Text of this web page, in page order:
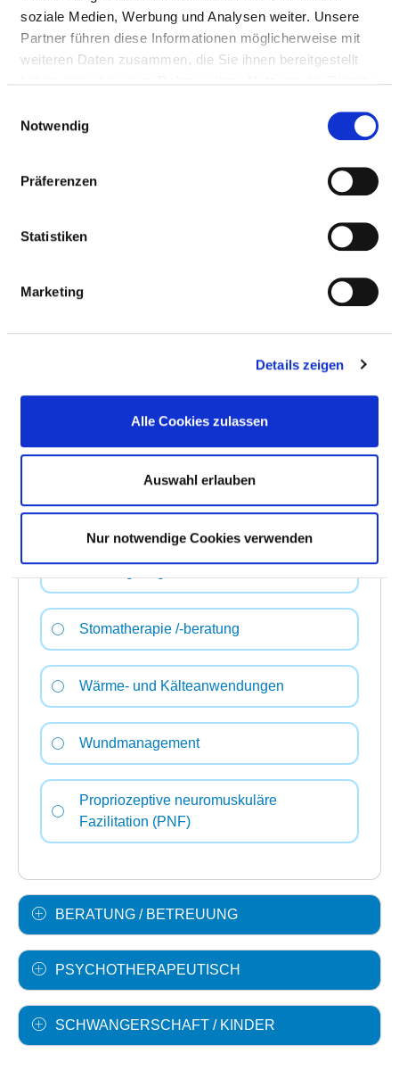
soziale Medien, Werbung und Analysen weiter. Unsere
Partner führen diese Informationen möglicherweise mit
weiteren Daten zusammen, die Sie ihnen bereitgestellt
Notwendig
Präferenzen
Statistiken
Marketing
Details zeigen
Alle Cookies zulassen
Auswahl erlauben
Nur notwendige Cookies verwenden
Fußreflexzonenmassage
Physiotherapie / Krankengymnastik als
Einzel- und/oder Gruppentherapie
Rückenschule / Haltungsschulung /
Spezielles pflegerisches
Stomatherapie /-beratung
Wärme- und Kälteanwendungen
Wundmanagement
Propriozeptive neuromuskuläre
Fazilitation (PNF)
BERATUNG / BETREUUNG
PSYCHOTHERAPEUTISCH
SCHWANGERSCHAFT / KINDER